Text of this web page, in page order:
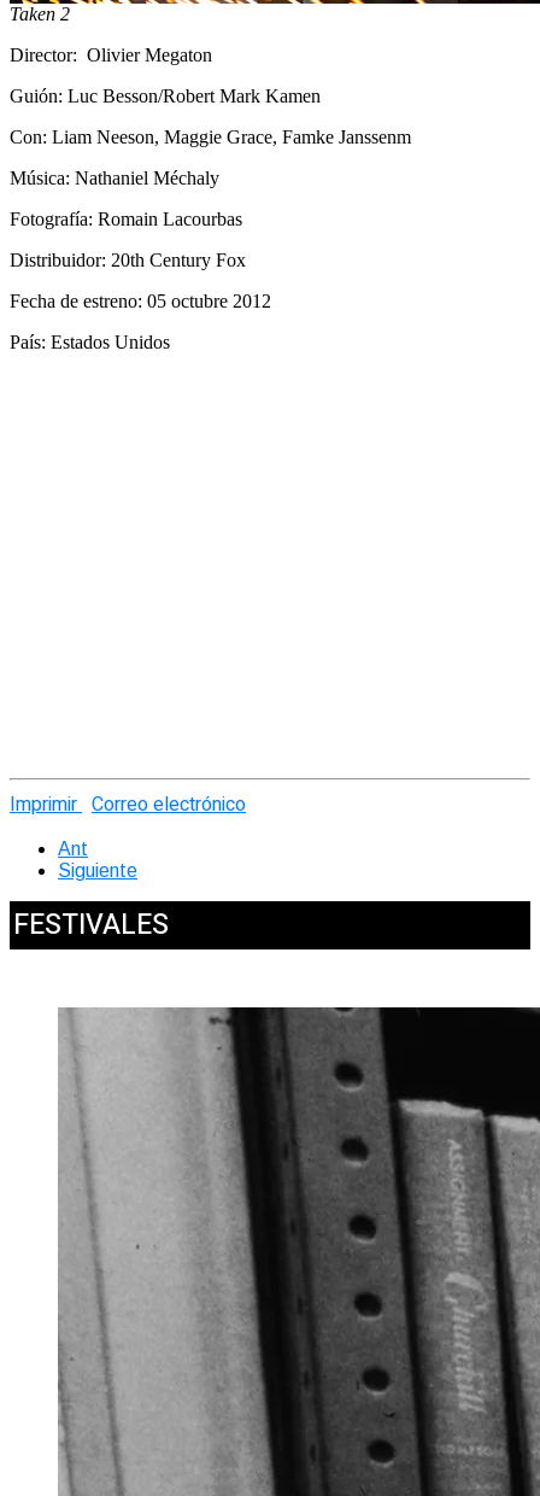
Taken 2
Director: Olivier Megaton
Guión: Luc Besson/Robert Mark Kamen
Con: Liam Neeson, Maggie Grace, Famke Janssenm
Música: Nathaniel Méchaly
Fotografía: Romain Lacourbas
Distribuidor: 20th Century Fox
Fecha de estreno: 05 octubre 2012
País: Estados Unidos
Imprimir Correo electrónico
Ant
Siguiente
FESTIVALES